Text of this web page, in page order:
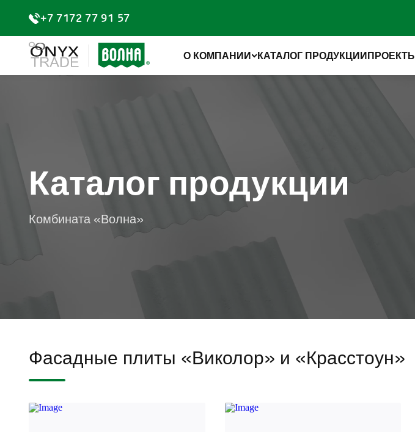
+7 7172 77 91 57
О КОМПАНИИ КАТАЛОГ ПРОДУКЦИИ ПРОЕКТЫ
Каталог продукции
Комбината «Волна»
Фасадные плиты «Виколор» и «Красстоун»